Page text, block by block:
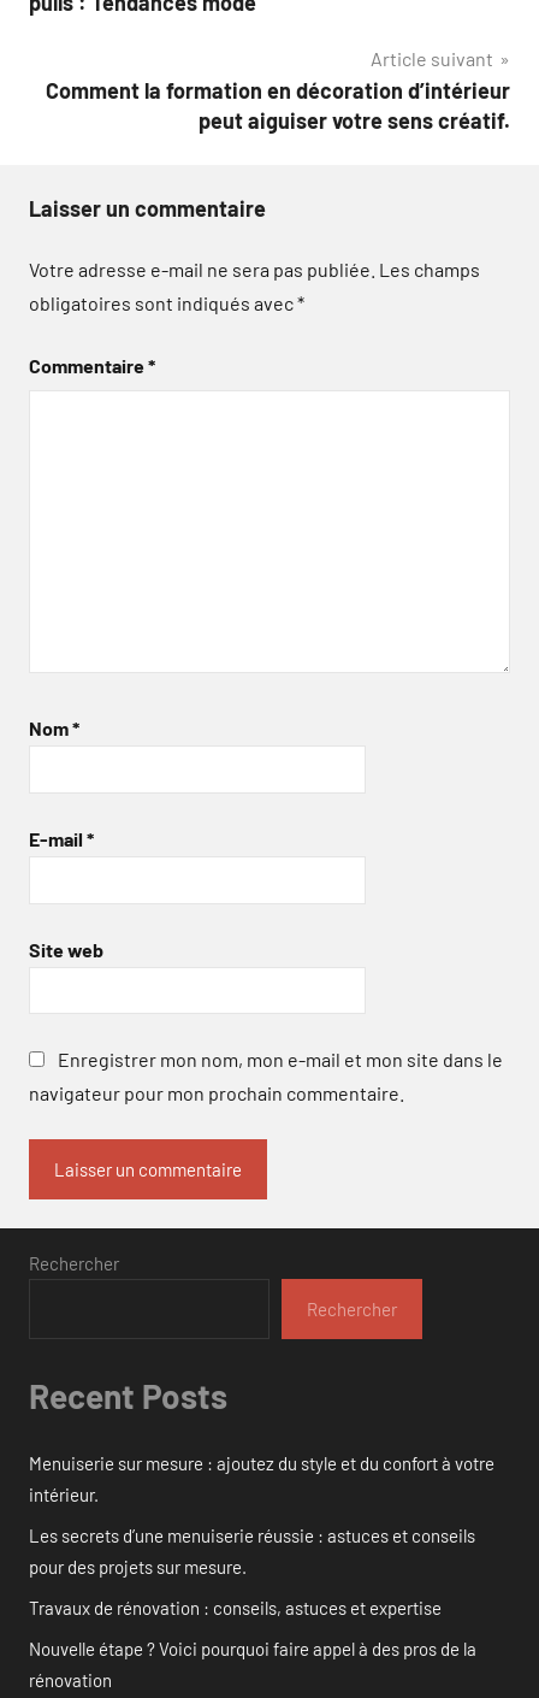
de
Article suivant
Comment la formation en décoration d’intérieur
peut aiguiser votre sens créatif.
Laisser un commentaire
Votre adresse e-mail ne sera pas publiée. Les champs
obligatoires sont indiqués avec*
Commentaire*
Nom*
E-mail *
Site web
Enregistrer mon nom, mon e-mail et mon site dans le
navigateur pour mon prochain commentaire.
Rechercher
Rechercher
Recent Posts
Menuiserie sur mesure : ajoutez du style et du confort à votre
intérieur.
Les secrets d’une menuiserie réussie : astuces et conseils
pour des projets sur mesure.
Travaux de rénovation : conseils, astuces et expertise
Nouvelle étape ? Voici pourquoi faire appel à des pros de la
rénovation